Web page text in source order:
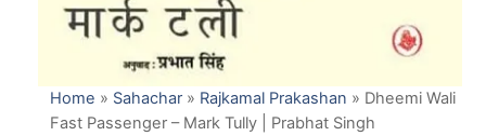
Home » Sahachar » Rajkamal Prakashan » Dheemi Wali
Fast Passenger – Mark Tully | Prabhat Singh